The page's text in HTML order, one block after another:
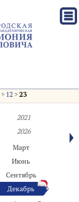
> 12 >23
2021
2026
Март
Июнь
Сентябрь
Декабрь